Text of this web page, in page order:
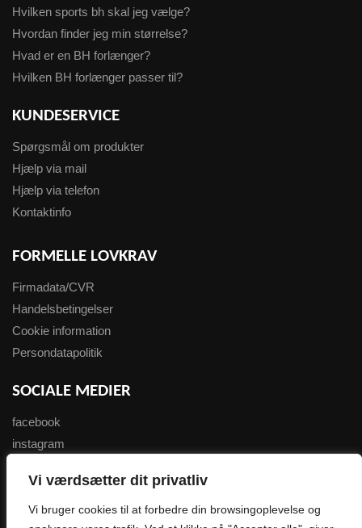
Vi værdsætter dit privatliv
Vi bruger cookies til at forbedre din browsingoplevelse og
Hvilken sports bh skal jeg vælge?
Hvordan finder jeg min størrelse?
Hvad er en BH forlænger?
Hvilken BH forlænger passer til?
KUNDESERVICE
Spørgsmål om produkter
Hjælp via mail
Hjælp via telefon
Kontaktinfo
FORMELLE LOVKRAV
Firmadata/CVR
Handelsbetingelser
Cookie information
Persondatapolitik
SOCIALE MEDIER
facebook
instagram
NYHEDSBREV